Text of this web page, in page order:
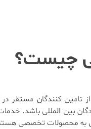
چیست؟
تامین کنندگان مستقر
بین المللی باشد.
به محصولات تخصصی